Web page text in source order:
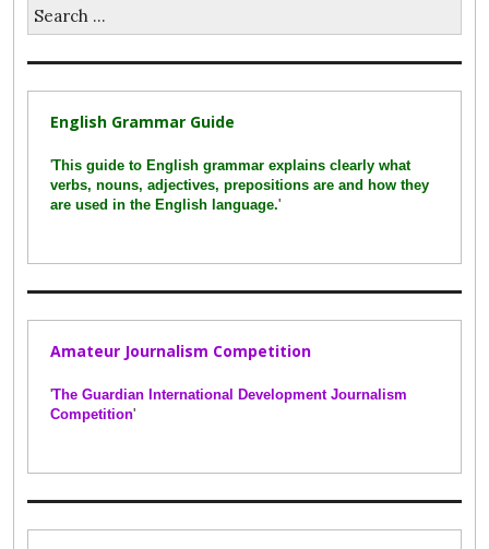
for:
English Grammar Guide
'This guide to English grammar explains clearly what
verbs, nouns, adjectives, prepositions are and how they
are used in the English language.'
Amateur Journalism Competition
'The Guardian International Development Journalism
Competition'